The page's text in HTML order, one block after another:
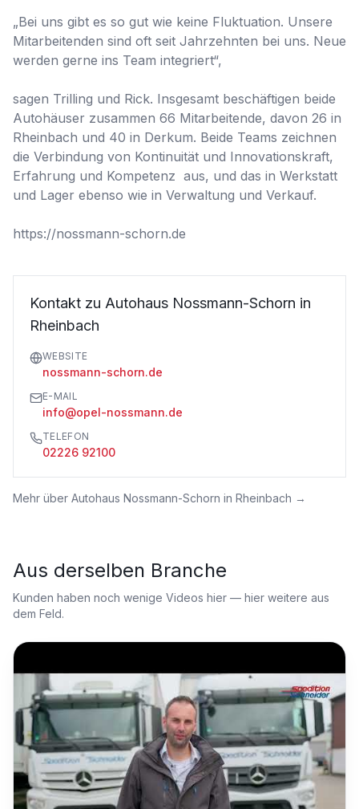
„Bei uns gibt es so gut wie keine Fluktuation. Unsere
Mitarbeitenden sind oft seit Jahrzehnten bei uns. Neue
werden gerne ins Team integriert“,
sagen Trilling und Rick. Insgesamt beschäftigen beide
Autohäuser zusammen 66 Mitarbeitende, davon 26 in
Rheinbach und 40 in Derkum. Beide Teams zeichnen
die Verbindung von Kontinuität und Innovationskraft,
Erfahrung und Kompetenz  aus, und das in Werkstatt
und Lager ebenso wie in Verwaltung und Verkauf.
https://nossmann-schorn.de
Kontakt zu Autohaus Nossmann-Schorn in
Rheinbach
WEBSITE
nossmann-schorn.de
E-MAIL
info@opel-nossmann.de
TELEFON
02226 92100
Mehr über Autohaus Nossmann-Schorn in Rheinbach →
Aus derselben Branche
Kunden haben noch wenige Videos hier — hier weitere aus
dem Feld.